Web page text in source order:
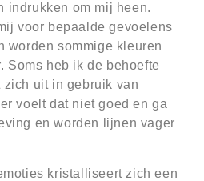
indrukken om mij heen.
voor bepaalde gevoelens
worden sommige kleuren
Soms heb ik de behoefte
zich uit in gebruik van
voelt dat niet goed en ga
en worden lijnen vager
kristalliseert zich een